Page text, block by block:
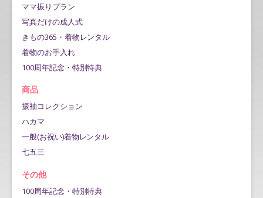
ママ振りプラン
写真だけの成人式
きもの365・着物レンタル
着物のお手入れ
100周年記念・特別特典
商品
振袖コレクション
ハカマ
一般(お祝い)着物レンタル
七五三
その他
100周年記念・特別特典